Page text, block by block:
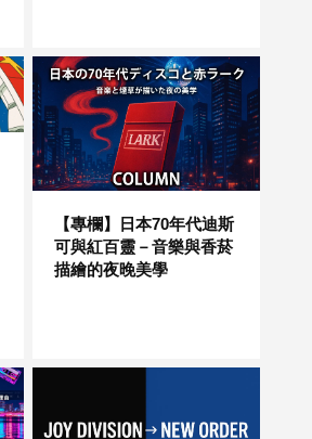
【專欄】日本70年代迪斯
可與紅百靈－音樂與香菸
描繪的夜晚美學